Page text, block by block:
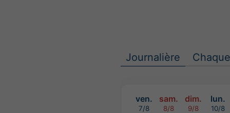
Journalière
ven. sam. dim. lun.
7/8 8/8 9/8 10/8